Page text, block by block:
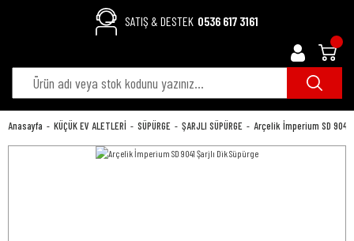
SATIŞ & DESTEK 0536 617 3161
Anasayfa KÜÇÜK EV ALETLERİ SÜPÜRGE ŞARJLI SÜPÜRGE Arçelik İmperium SD 9041